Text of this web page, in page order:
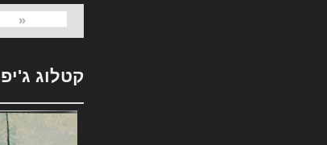
«
קטלוג ג'יפ 1972